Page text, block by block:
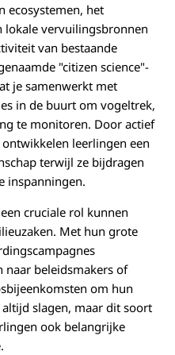
ecosystemen, het
lokale vervuilingsbronnen
van bestaande
"citizen science"-
je samenwerkt met
in de buurt om vogeltrek,
te monitoren. Door actief
leerlingen een
terwijl ze bijdragen
inspanningen.
cruciale rol kunnen
Met hun grote
naar beleidsmakers of
om hun
slagen, maar dit soort
ook belangrijke